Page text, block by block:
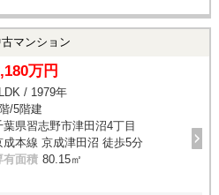
マンション
万円
/ 1979年
/5階建
葉県習志野市津田沼4丁目
成本線 京成津田沼 徒歩5分
有面積 80.15㎡